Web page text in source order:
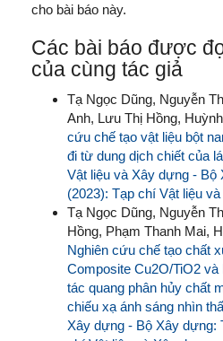
cho bài báo này.
Các bài báo được
của cùng tác giả
Tạ Ngọc Dũng, Nguyễn
Anh, Lưu Thị Hồng,
cứu chế tạo vật liệu bột
đi từ dung dịch chiết của
Vật liệu và Xây dựng - Bộ
(2023): Tạp chí Vật liệu
Tạ Ngọc Dũng, Nguyễn
Hồng, Phạm Thanh Mai,
Nghiên cứu chế tạo chất
Composite Cu2O/TiO2
tác quang phân hủy chất
chiếu xạ ánh sáng nhìn
Xây dựng - Bộ Xây dựng: